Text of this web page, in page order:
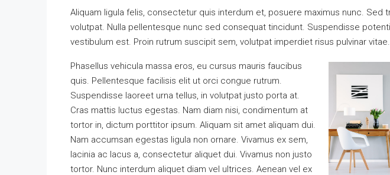
Aliquam ligula felis, consectetur quis interdum et, posuere maximus nunc. Sed
volutpat. Nulla pellentesque nunc sed consequat tincidunt. Suspendisse
vestibulum est. Proin rutrum suscipit sem, volutpat imperdiet risus pulvinar vitae.
Phasellus vehicula massa eros, eu cursus mauris faucibus
quis. Pellentesque facilisis elit ut orci congue rutrum.
Suspendisse laoreet urna tellus, in volutpat justo porta at.
Cras mattis luctus egestas. Nam diam nisi, condimentum at
tortor in, dictum porttitor ipsum. Aliquam sit amet aliquam dui.
Nam accumsan egestas ligula non ornare. Vivamus ex sem,
lacinia ac lacus a, consectetur aliquet dui. Vivamus non justo
tortor. Nunc interdum aliquet diam vel ultrices. Aenean vel ex